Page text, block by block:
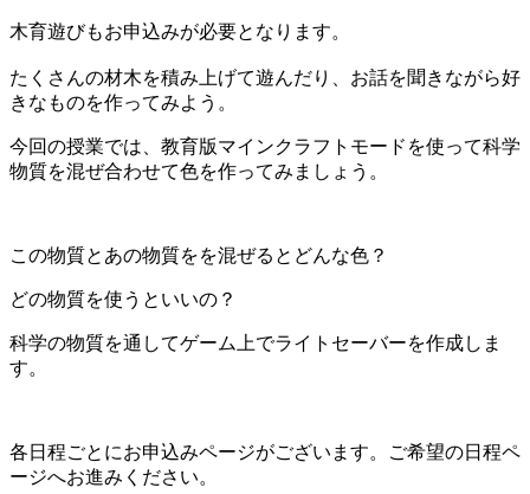
木育遊びもお申込みが必要となります。
たくさんの材木を積み上げて遊んだり、お話を聞きながら好
きなものを作ってみよう。
今回の授業では、教育版マインクラフトモードを使って科学
物質を混ぜ合わせて色を作ってみましょう。
この物質とあの物質をを混ぜるとどんな色？
どの物質を使うといいの？
科学の物質を通してゲーム上でライトセーバーを作成しま
す。
各日程ごとにお申込みページがございます。ご希望の日程ペ
ージへお進みください。